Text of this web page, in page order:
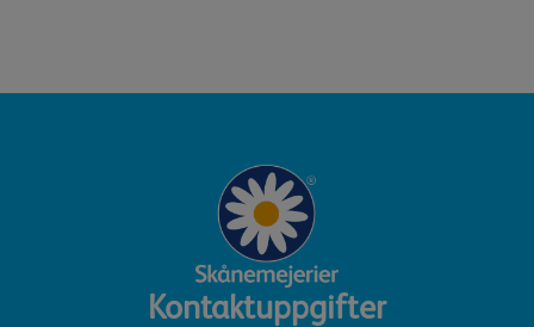
Kontaktuppgifter